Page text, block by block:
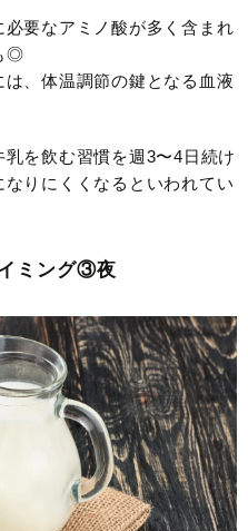
要なアミノ酸が多く含まれ
◎
、体温調節の鍵となる血液
を飲む習慣を週3〜4日続け
りにくくなるといわれてい
ミング③夜